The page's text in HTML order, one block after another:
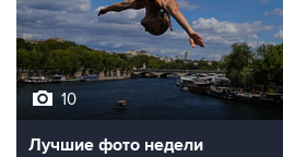
10
Лучшие фото недели